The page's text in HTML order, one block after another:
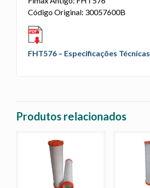
Código Original: 30057600B
FHT576 – Especificações Técnicas
Produtos relacionados